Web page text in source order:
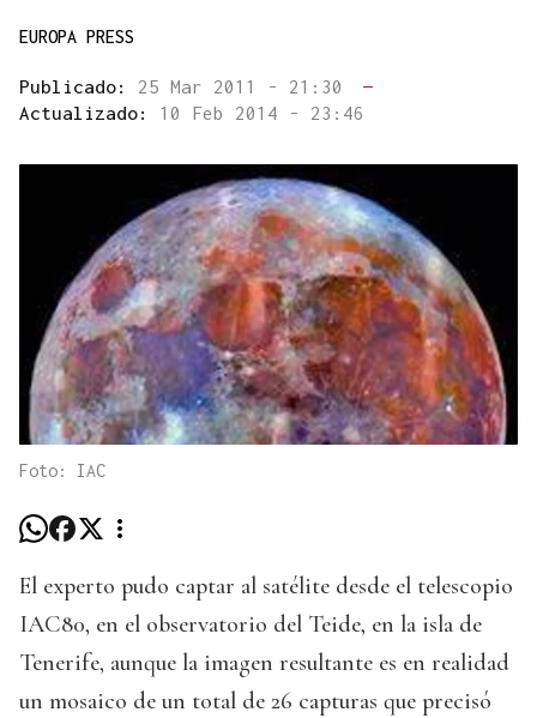
EUROPA PRESS
Publicado: 25 Mar 2011 - 21:30
—
Actualizado: 10 Feb 2014 - 23:46
Foto: IAC
El experto pudo captar al satélite desde el telescopio
IAC80, en el observatorio del Teide, en la isla de
Tenerife, aunque la imagen resultante es en realidad
un mosaico de un total de 26 capturas que precisó